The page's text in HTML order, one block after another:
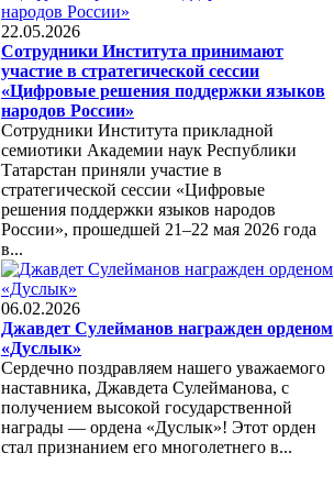
22.05.2026
Сотрудники Института принимают
участие в стратегической сессии
«Цифровые решения поддержки языков
народов России»
Сотрудники Института прикладной
семиотики Академии наук Республики
Татарстан приняли участие в
стратегической сессии «Цифровые
решения поддержки языков народов
России», прошедшей 21–22 мая 2026 года
в...
06.02.2026
Джавдет Сулейманов награжден орденом
«Дуслык»
Сердечно поздравляем нашего уважаемого
наставника, Джавдета Сулейманова, с
получением высокой государственной
награды — ордена «Дуслык»! Этот орден
стал признанием его многолетнего в...